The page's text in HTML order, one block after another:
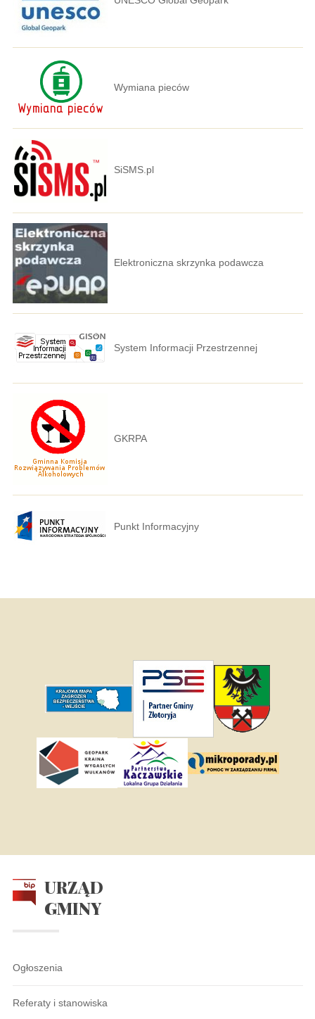
Wymiana pieców
SiSMS.pl
Elektroniczna skrzynka podawcza
System Informacji Przestrzennej
GKRPA
Punkt Informacyjny
URZĄD
GMINY
Ogłoszenia
Referaty i stanowiska